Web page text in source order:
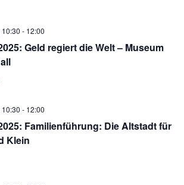
Geld regiert die Welt – Museum
- 12:00
Familienführung: Die Altstadt für
Klein
- 12:00